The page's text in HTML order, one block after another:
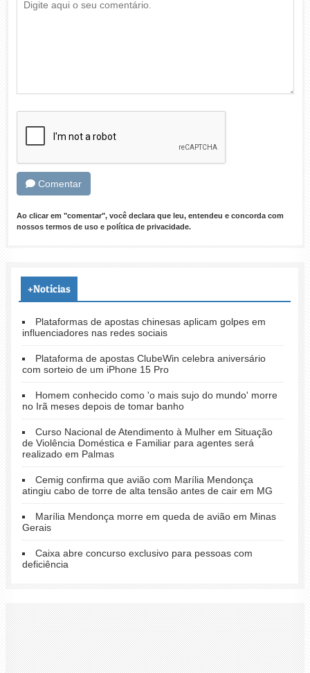
Comentar
Ao clicar em "comentar", você declara que leu, entendeu e concorda com
nossos termos de usoe política de privacidade.
+Notícias
Plataformas de apostas chinesas aplicam golpes em
influenciadores nas redes sociais
Plataforma de apostas ClubeWin celebra aniversário
com sorteio de um iPhone 15 Pro
Homem conhecido como 'o mais sujo do mundo' morre
no Irã meses depois de tomar banho
Curso Nacional de Atendimento à Mulher em Situação
de Violência Doméstica e Familiar para agentes será
realizado em Palmas
Cemig confirma que avião com Marília Mendonça
atingiu cabo de torre de alta tensão antes de cair em MG
Marília Mendonça morre em queda de avião em Minas
Gerais
Caixa abre concurso exclusivo para pessoas com
deficiência